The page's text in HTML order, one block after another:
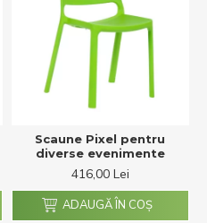
Scaune Pixel pentru
diverse evenimente
416,00 Lei
ADAUGĂ ÎN COŞ